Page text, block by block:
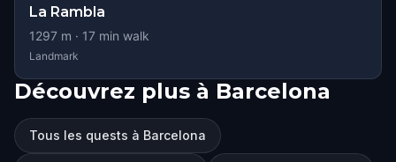
La Rambla
1297 m · 17 min walk
Landmark
Découvrez plus à Barcelona
Tous les quests à Barcelona